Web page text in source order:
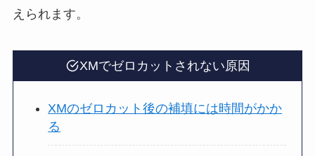
えられます。
XMでゼロカットされない原因
XMのゼロカット後の補填には時間がかか
る